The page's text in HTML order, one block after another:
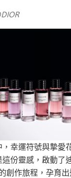
幸運符號與摯愛
份靈感，啟動了
作旅程，孕育出